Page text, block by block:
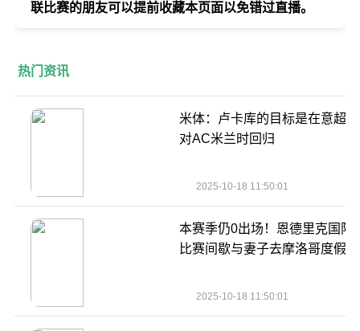
联比赛的朋友可以提前收藏本页面以免错过直播。
热门资讯
米体：卢卡库的目标是在意超杯
对AC米兰时回归
2025-10-18 11:50:01
本赛季仍0出场！恩德里克国际
比赛间歇与妻子去摩洛哥度假️
2025-10-18 11:50:01